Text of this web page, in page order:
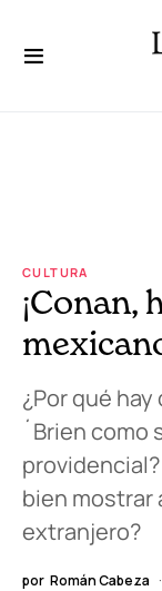
CULTURA
¡Conan,
¿Por qué
´Brien como
bien mostrar
extranjero?
por Román Cabeza